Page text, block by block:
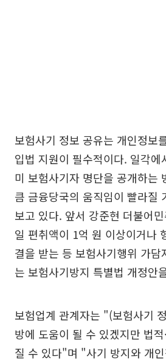
보험사기 정보 공유는 개인정보
입법 지원이 필수적이다. 일각에
미 보험사기자 명단을 공개하는
큼 금융당국의 움직임이 빨라질
보고 있다. 앞서 강준현 더불어
일 편취액이 1억 원 이상이거나
결을 받는 등 보험사기행위 가
는 보험사기방지 특별법 개정안
보험업계 관계자는 "(보험사기
방에 도움이 될 수 있겠지만 법
질 수 있다"며 "사기 방지와 개